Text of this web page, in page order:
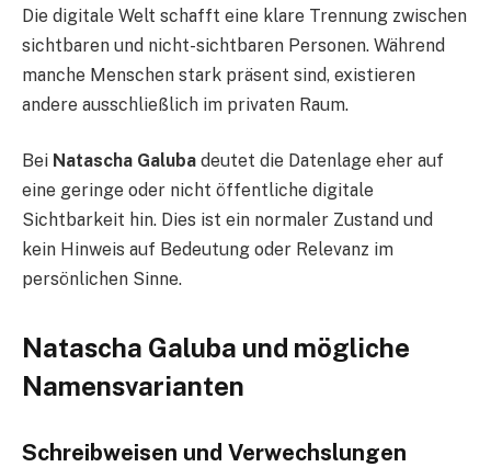
Die digitale Welt schafft eine klare Trennung zwischen
sichtbaren und nicht-sichtbaren Personen. Während
manche Menschen stark präsent sind, existieren
andere ausschließlich im privaten Raum.
Bei Natascha Galuba deutet die Datenlage eher auf
eine geringe oder nicht öffentliche digitale
Sichtbarkeit hin. Dies ist ein normaler Zustand und
kein Hinweis auf Bedeutung oder Relevanz im
persönlichen Sinne.
Natascha Galuba und mögliche
Namensvarianten
Schreibweisen und Verwechslungen